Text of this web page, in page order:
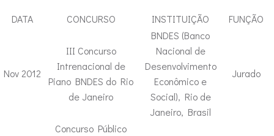
DATA CONCURSO INSTITUIÇÃO FUNÇÃO
Nov 2012
III Concurso
Intrenacional de
Piano BNDES do Rio
de Janeiro
BNDES (Banco
Nacional de
Desenvolvimento
Econômico e
Social), Rio de
Janeiro, Brasil
Jurado
Concurso Público